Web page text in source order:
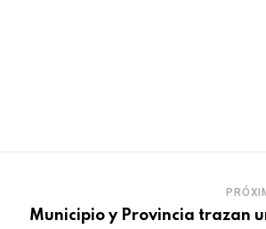
Municipio y Provincia trazan